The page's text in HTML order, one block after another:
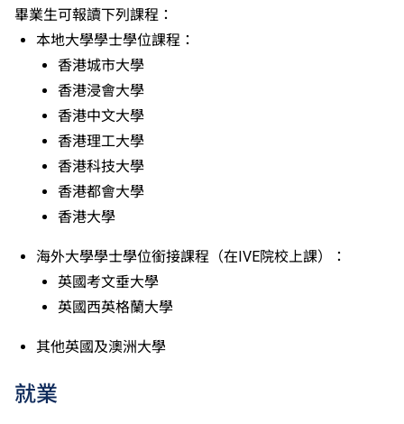
元二成績，於申請入學時只計算成績較佳的一個單元。
適用於持中專教育文憑／職專文憑（於2017/18學年或
以前入讀的學生須完成指定升學單元）的畢業生。
修畢職專國際文憑課程的學生，可按其BTEC及IGCSE
成績，選擇繼續於職業訓練局升讀高級文憑課程。
申請人所遞交的工作經驗及／或資歷，會經有關學系作
個別評核。
畢業生可報讀下列課程：
本地大學學士學位課程：
香港城市大學
香港浸會大學
香港中文大學
香港理工大學
香港科技大學
香港都會大學
香港大學
海外大學學士學位銜接課程（在IVE院校上課）：
英國考文垂大學
英國西英格蘭大學
其他英國及澳洲大學
就業